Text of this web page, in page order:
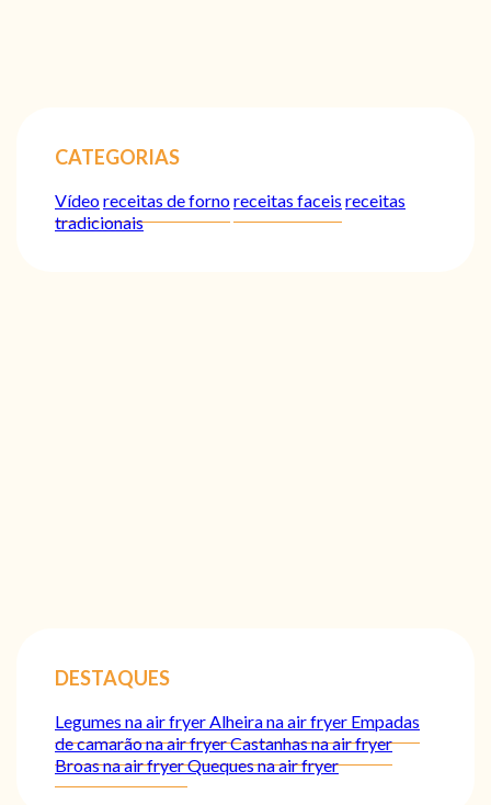
CATEGORIAS
Vídeoreceitas de fornoreceitas faceis receitas
tradicionais
DESTAQUES
Legumes na air fryerAlheira na air fryer Empadas
de camarão na air fryerCastanhas na air fryer
Broas na air fryerQueques na air fryer